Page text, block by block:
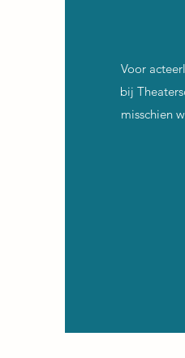
Voor
bij
misschien